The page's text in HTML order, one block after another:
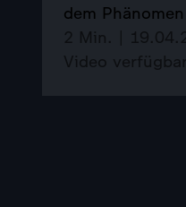
dem
2 Min. |
Video